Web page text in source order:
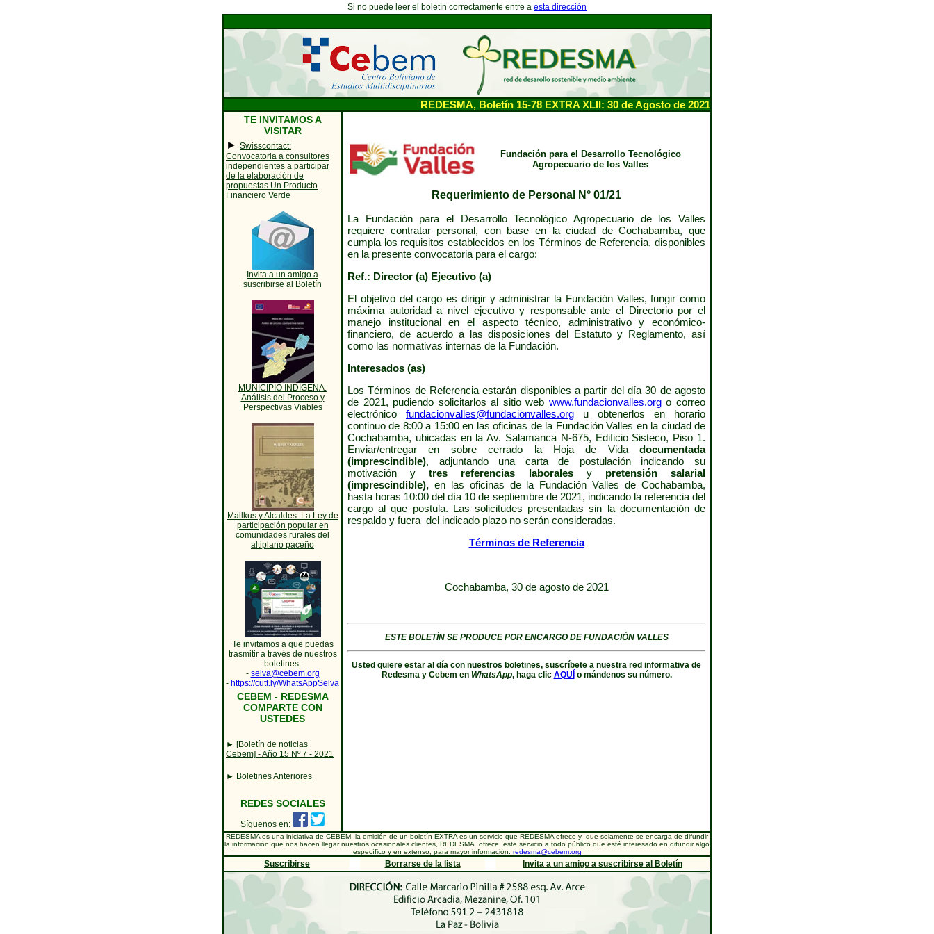
Si no puede leer el boletín correctamente entre a esta dirección
REDESMA, Boletín 15-78 EXTRA XLII: 30 de Agosto de 2021
TE INVITAMOS A
VISITAR
► Swisscontact:
Convocatoria a consultores
independientes a participar
de la elaboración de
propuestas Un Producto
Financiero Verde
Invita a un amigo a
suscribirse al Boletín
MUNICIPIO INDÍGENA:
Análisis del Proceso y
Perspectivas Viables
Mallkus y Alcaldes: La Ley de
participación popular en
comunidades rurales del
altiplano paceño
Te invitamos a que puedas
trasmitir a través de nuestros
boletines.
- selva@cebem.org
- https://cutt.ly/WhatsAppSelva
CEBEM - REDESMA
COMPARTE CON
USTEDES
► [Boletín de noticias
Cebem] - Año 15 Nº 7 - 2021
► Boletines Anteriores
REDES SOCIALES
Síguenos en:
Fundación para el Desarrollo Tecnológico
Agropecuario de los Valles
Requerimiento de Personal N° 01/21
La Fundación para el Desarrollo Tecnológico Agropecuario de los Valles
requiere contratar personal, con base en la ciudad de Cochabamba, que
cumpla los requisitos establecidos en los Términos de Referencia, disponibles
en la presente convocatoria para el cargo:
Ref.: Director (a) Ejecutivo (a)
El objetivo del cargo es dirigir y administrar la Fundación Valles, fungir como
máxima autoridad a nivel ejecutivo y responsable ante el Directorio por el
manejo institucional en el aspecto técnico, administrativo y económico-
financiero, de acuerdo a las disposiciones del Estatuto y Reglamento, así
como las normativas internas de la Fundación.
Interesados (as)
Los Términos de Referencia estarán disponibles a partir del día 30 de agosto
de 2021, pudiendo solicitarlos al sitio web www.fundacionvalles.orgo correo
electrónico fundacionvalles@fundacionvalles.org u obtenerlos en horario
continuo de 8:00 a 15:00 en las oficinas de la Fundación Valles en la ciudad de
Cochabamba, ubicadas en la Av. Salamanca N-675, Edificio Sisteco, Piso 1.
Enviar/entregar en sobre cerrado la Hoja de Vida documentada
(imprescindible), adjuntando una carta de postulación indicando su
motivación ytres referencias laboralesy pretensión salarial
(imprescindible), en las oficinas de la Fundación Valles de Cochabamba,
hasta horas 10:00 del día 10 de septiembre de 2021, indicando la referencia del
cargo al que postula. Las solicitudes presentadas sin la documentación de
respaldo y fuera del indicado plazo no serán consideradas.
Términos de Referencia
Cochabamba, 30 de agosto de 2021
ESTE BOLETÍN SE PRODUCE POR ENCARGO DE FUNDACIÓN VALLES
Usted quiere estar al día con nuestros boletines, suscríbete a nuestra red informativa de
Redesma y Cebem en WhatsApp, haga clic AQUÍ o mándenos su número.
REDESMA es una iniciativa de CEBEM, la emisión de un boletín EXTRA es un servicio que REDESMA ofrece y que solamente se encarga de difundir
la información que nos hacen llegar nuestros ocasionales clientes, REDESMA ofrece este servicio a todo público que esté interesado en difundir algo
específico y en extenso, para mayor información: redesma@cebem.org
Suscribirse Borrarse de la lista Invita a un amigo a suscribirse al Boletín